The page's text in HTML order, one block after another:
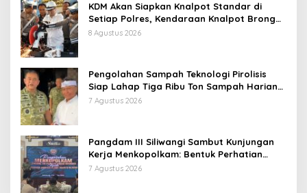
KDM Akan Siapkan Knalpot Standar di
Setiap Polres, Kendaraan Knalpot Brong
Tertangkap Langsung Ganti
8 Agustus 2026
Pengolahan Sampah Teknologi Pirolisis
Siap Lahap Tiga Ribu Ton Sampah Harian
Jawa Barat
7 Agustus 2026
Pangdam III Siliwangi Sambut Kunjungan
Kerja Menkopolkam: Bentuk Perhatian
Pemerintah
7 Agustus 2026